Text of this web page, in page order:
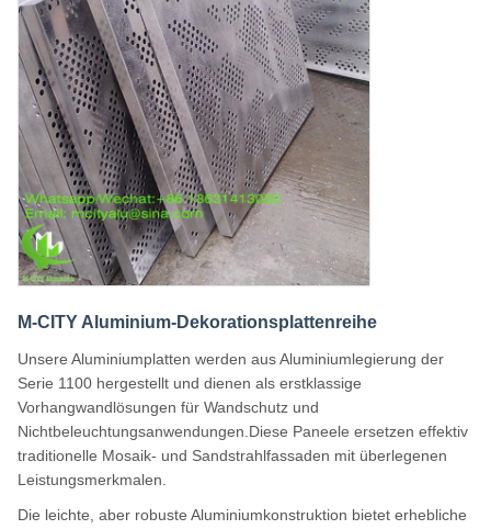
M-CITY Aluminium-Dekorationsplattenreihe
Unsere Aluminiumplatten werden aus Aluminiumlegierung der
Serie 1100 hergestellt und dienen als erstklassige
Vorhangwandlösungen für Wandschutz und
Nichtbeleuchtungsanwendungen.Diese Paneele ersetzen effektiv
traditionelle Mosaik- und Sandstrahlfassaden mit überlegenen
Leistungsmerkmalen.
Die leichte, aber robuste Aluminiumkonstruktion bietet erhebliche